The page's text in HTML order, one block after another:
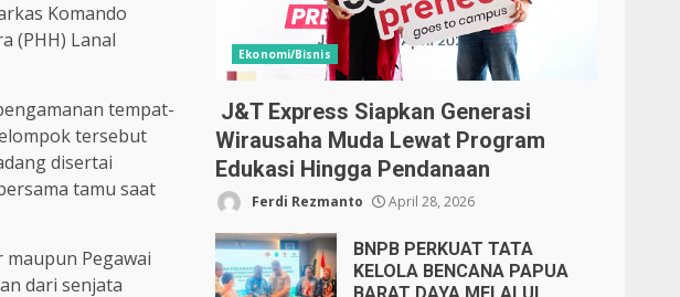
Komando
(PHH) Lanal
tempat-
tersebut
disertai
tamu saat
Pegawai
dari senjata
Ekonomi/Bisnis
J&T Express Siapkan Generasi
Wirausaha Muda Lewat Program
Edukasi Hingga Pendanaan
Ferdi Rezmanto April 28, 2026
BNPB PERKUAT TATA
KELOLA BENCANA PAPUA